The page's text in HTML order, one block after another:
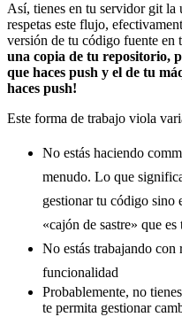
Así, tienes en tu servidor git
respetas este flujo,
versión de tu código fuente en
una copia de tu repositorio,
que haces push y el de tu
haces push!
Este forma de trabajo viola
No estás haciendo
menudo. Lo que
gestionar tu código sino
«cajón de sastre» que
No estás trabajando con
funcionalidad
Probablemente, no
te permita gestionar